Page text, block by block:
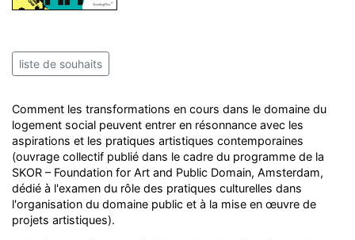
liste de souhaits
Comment les transformations en cours dans le domaine du
logement social peuvent entrer en résonnance avec les
aspirations et les pratiques artistiques contemporaines
(ouvrage collectif publié dans le cadre du programme de la
SKOR – Foundation for Art and Public Domain, Amsterdam,
dédié à l'examen du rôle des pratiques culturelles dans
l'organisation du domaine public et à la mise en œuvre de
projets artistiques).